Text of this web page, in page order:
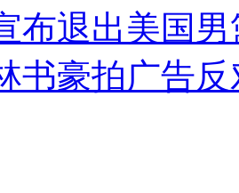
治霸凌主义
论片面不公正
布退出美国
书豪拍广告